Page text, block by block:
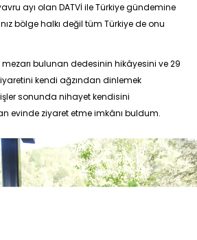
ayı olan DATVİ ile Türkiye gündemine
bölge halkı değil tüm Türkiye de onu
mezarı bulunan dedesinin hikâyesini ve 29
kendi ağzından dinlemek
sonunda nihayet kendisini
evinde ziyaret etme imkânı buldum.